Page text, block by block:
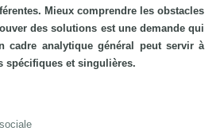
Mieux comprendre les obstacles
des solutions est une demande qui
cadre analytique général peut servir à
spécifiques et singulières.